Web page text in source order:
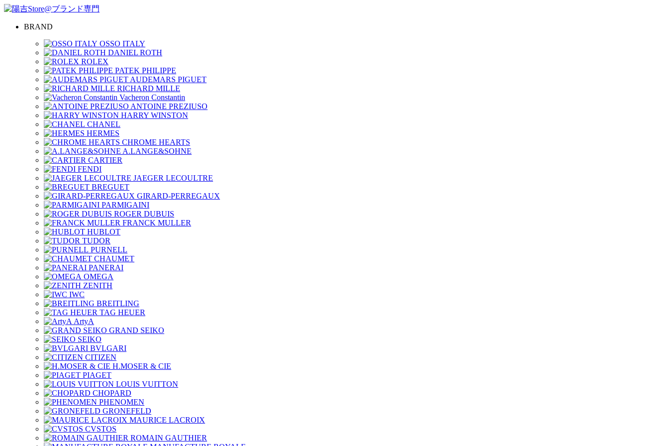
BRAND
OSSO ITALY
DANIEL ROTH
ROLEX
PATEK PHILIPPE
AUDEMARS PIGUET
RICHARD MILLE
Vacheron Constantin
ANTOINE PREZIUSO
HARRY WINSTON
CHANEL
HERMES
CHROME HEARTS
A.LANGE&SOHNE
CARTIER
FENDI
JAEGER LECOULTRE
BREGUET
GIRARD-PERREGAUX
PARMIGAINI
ROGER DUBUIS
FRANCK MULLER
HUBLOT
TUDOR
PURNELL
CHAUMET
PANERAI
OMEGA
ZENITH
IWC
BREITLING
TAG HEUER
ArtyA
GRAND SEIKO
SEIKO
BVLGARI
CITIZEN
H.MOSER & CIE
PIAGET
LOUIS VUITTON
CHOPARD
PHENOMEN
GRONEFELD
MAURICE LACROIX
CVSTOS
ROMAIN GAUTHIER